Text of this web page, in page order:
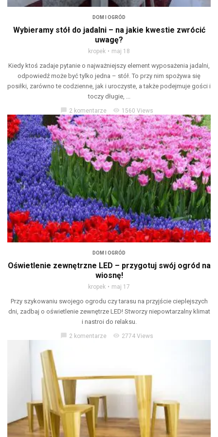
DOM I OGRÓD
Wybieramy stół do jadalni – na jakie kwestie zwrócić
uwagę?
kropek maj 18
Kiedy ktoś zadaje pytanie o najważniejszy element wyposażenia jadalni,
odpowiedź może być tylko jedna – stół. To przy nim spożywa się
posiłki, zarówno te codzienne, jak i uroczyste, a także podejmuje gości i
toczy długie, ...
chat_bubble 2 komentarze visibility 1560 Views
DOM I OGRÓD
Oświetlenie zewnętrzne LED – przygotuj swój ogród na
wiosnę!
kropek maj 17
Przy szykowaniu swojego ogrodu czy tarasu na przyjście cieplejszych
dni, zadbaj o oświetlenie zewnętrze LED! Stworzy niepowtarzalny klimat
i nastroi do relaksu.
2 komentarze visibility 2774 Views